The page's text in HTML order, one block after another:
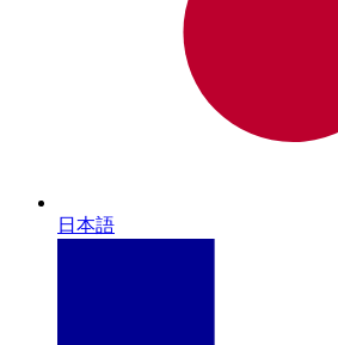
日本語